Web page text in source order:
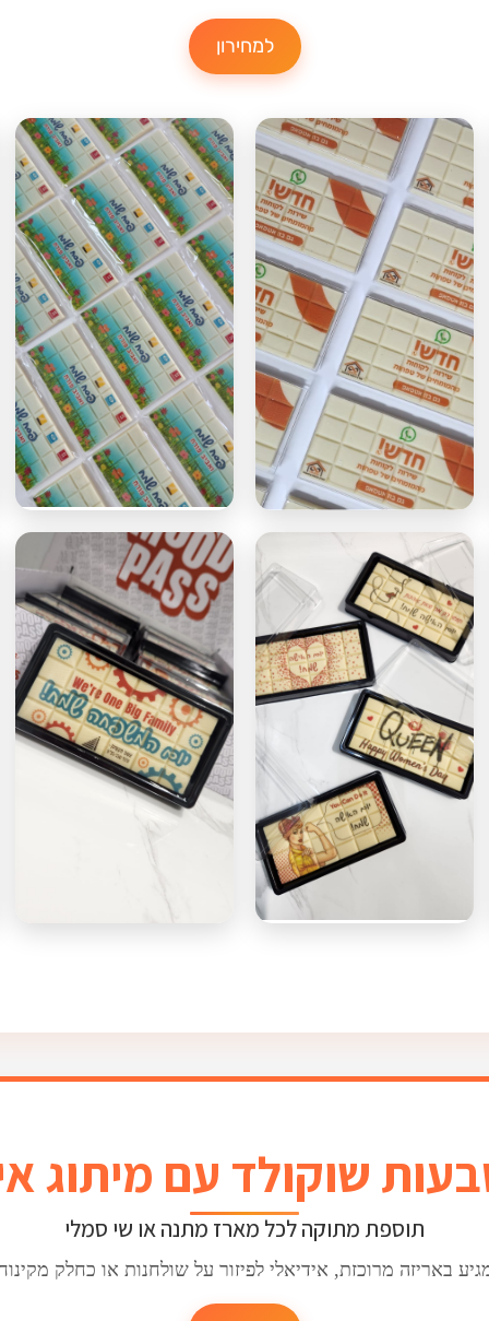
למחירון
שוקולד עם מיתוג
תוספת מתוקה לכל מארז מתנה או שי סמלי
באריזה מרוכזת, אידיאלי לפיזור על שולחנות או כחלק